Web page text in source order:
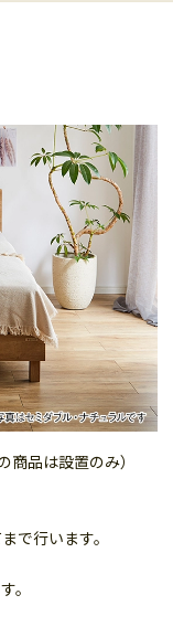
品は設置のみ）
で行います。
。